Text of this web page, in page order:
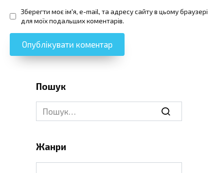
Зберегти моє ім'я, e-mail, та адресу сайту в цьому браузері
для моїх подальших коментарів.
Пошук
Search
for:
Жанри